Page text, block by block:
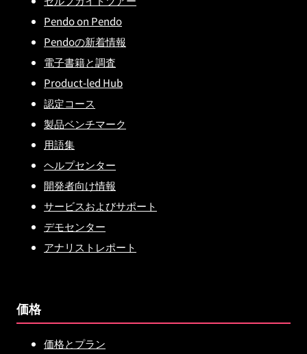
Pendo on Pendo
Pendoの新着情報
電子書籍と調査
Product-led Hub
認定コース
製品ベンチマーク
用語集
ヘルプセンター
開発者向け情報
サービスおよびサポート
デモセンター
アナリストレポート
価格
価格とプラン